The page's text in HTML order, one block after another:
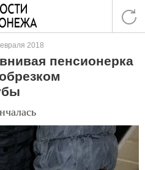
2018
пенсионерка